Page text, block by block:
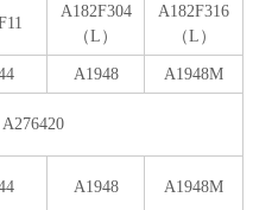
A182F304
（L）
A182F316
（L）
A1948 A1948M
A276420
A1948 A1948M